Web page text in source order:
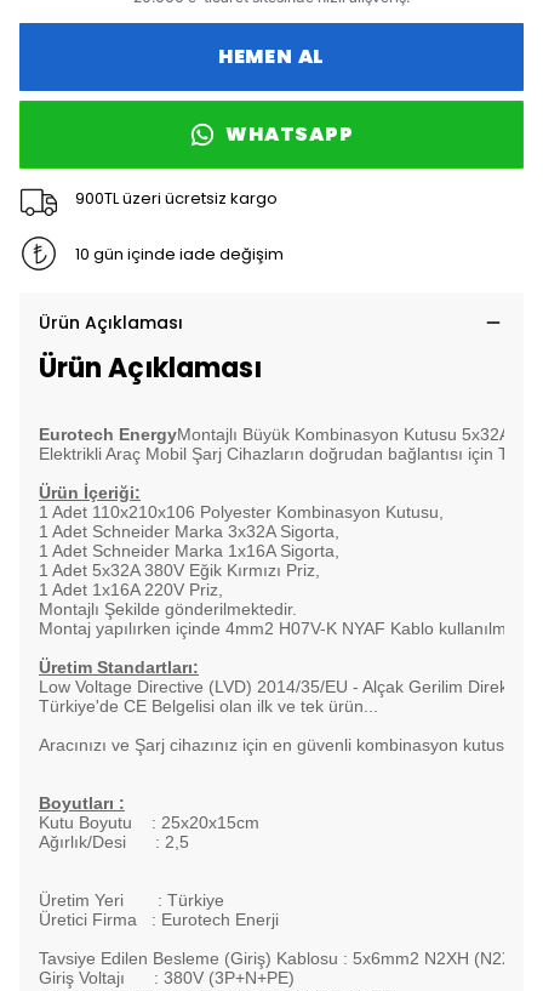
HEMEN AL
WHATSAPP
900TL üzeri ücretsiz kargo
10 gün içinde iade değişim
Ürün Açıklaması
Ürün Açıklaması
Eurotech EnergyMontajlı Büyük Kombinasyon Kutusu 5x32A ve
Elektrikli Araç Mobil Şarj Cihazların doğrudan bağlantısı için
Ürün İçeriği:
1 Adet 110x210x106 Polyester Kombinasyon Kutusu,
1 Adet Schneider Marka 3x32A Sigorta,
1 Adet Schneider Marka 1x16A Sigorta,
1 Adet 5x32A 380V Eğik Kırmızı Priz,
1 Adet 1x16A 220V Priz,
Montajlı Şekilde gönderilmektedir.
Montaj yapılırken içinde 4mm2 H07V-K NYAF Kablo kullanılmıştır.
Üretim Standartları:
Low Voltage Directive (LVD) 2014/35/EU - Alçak Gerilim
Türkiye'de CE Belgelisi olan ilk ve tek ürün...
Aracınızı ve Şarj cihazınız için en güvenli kombinasyon kutusu
Boyutları :
Kutu Boyutu : 25x20x15cm
Ağırlık/Desi : 2,5
Üretim Yeri : Türkiye
Üretici Firma : Eurotech Enerji
Tavsiye Edilen Besleme (Giriş) Kablosu : 5x6mm2 N2XH (N2XH,
Giriş Voltajı : 380V (3P+N+PE)